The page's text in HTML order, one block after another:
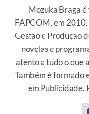
Mozuka Braga é
FAPCOM, em
Gestão e Produção
novelas e
atento a tudo o que
Também é formado
em Publicidade.